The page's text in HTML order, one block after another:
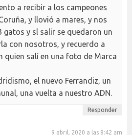
a recibir a los campeones
y llovió a mares, y nos
gatos y sl salir se quedaron un
con nosotros, y recuerdo a
quien salí en una foto de Marca
el nuevo Ferrandiz, un
una vuelta a nuestro ADN.
Responder
9 abril, 2020 a las 8:42 am